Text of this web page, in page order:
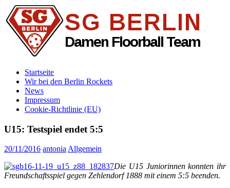
Zum
Inhalt
springen
BERLIN
DAMEN
FLOORBALL
TEAM
Startseite
Wir bei den Berlin Rockets
News
Impressum
Cookie-Richtlinie (EU)
U15: Testspiel endet 5:5
20/11/2016 antoniaAllgemein
Die U15 Juniorinnen konnten ihr
Freundschaftsspiel gegen Zehlendorf 1888 mit einem 5:5 beenden.